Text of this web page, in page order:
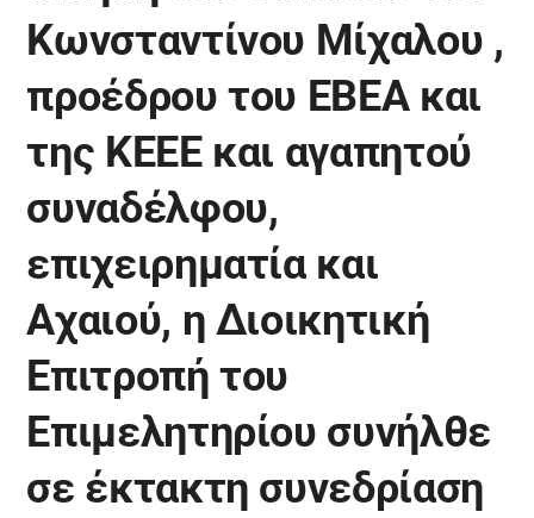
Κωνσταντίνου Μίχαλου ,
προέδρου του ΕΒΕΑ και
της ΚΕΕΕ και αγαπητού
συναδέλφου,
επιχειρηματία και
Αχαιού, η Διοικητική
Επιτροπή του
Επιμελητηρίου συνήλθε
σε έκτακτη συνεδρίαση